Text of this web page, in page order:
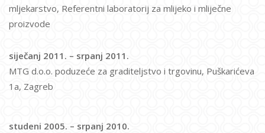
mljekarstvo, Referentni laboratorij za mlijeko i mliječne
proizvode
siječanj 2011. – srpanj 2011.
MTG d.o.o. poduzeće za graditeljstvo i trgovinu, Puškarićeva
1a, Zagreb
studeni 2005. – srpanj 2010.